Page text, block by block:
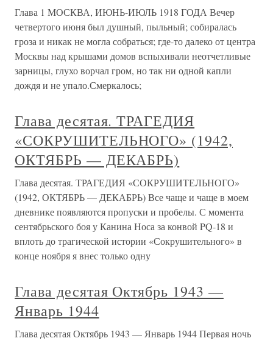
Глава 1 МОСКВА, ИЮНЬ-ИЮЛЬ 1918 ГОДА Вечер
четвертого июня был душный, пыльный; собиралась
гроза и никак не могла собраться; где-то далеко от центра
Москвы над крышами домов вспыхивали неотчетливые
зарницы, глухо ворчал гром, но так ни одной капли
дождя и не упало.Смеркалось;
Глава десятая. ТРАГЕДИЯ
«СОКРУШИТЕЛЬНОГО» (1942,
ОКТЯБРЬ — ДЕКАБРЬ)
Глава десятая. ТРАГЕДИЯ «СОКРУШИТЕЛЬНОГО»
(1942, ОКТЯБРЬ — ДЕКАБРЬ) Все чаще и чаще в моем
дневнике появляются пропуски и пробелы. С момента
сентябрьского боя у Канина Носа за конвой PQ-18 и
вплоть до трагической истории «Сокрушительного» в
конце ноября я внес только одну
Глава десятая Октябрь 1943 —
Январь 1944
Глава десятая Октябрь 1943 — Январь 1944 Первая ночь